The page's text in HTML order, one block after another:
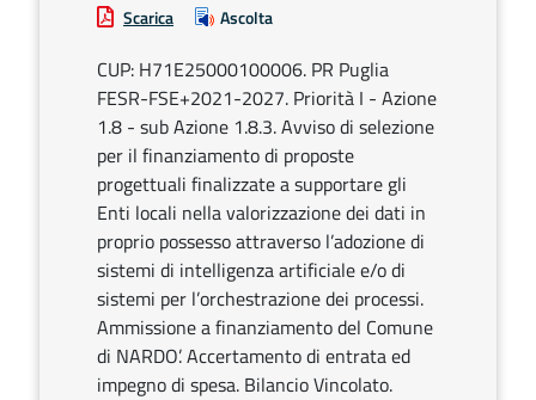
Scarica Ascolta
CUP: H71E25000100006. PR Puglia
FESR-FSE+2021-2027. Priorità I - Azione
1.8 - sub Azione 1.8.3. Avviso di selezione
per il finanziamento di proposte
progettuali finalizzate a supportare gli
Enti locali nella valorizzazione dei dati in
proprio possesso attraverso l’adozione di
sistemi di intelligenza artificiale e/o di
sistemi per l’orchestrazione dei processi.
Ammissione a finanziamento del Comune
di NARDO’. Accertamento di entrata ed
impegno di spesa. Bilancio Vincolato.